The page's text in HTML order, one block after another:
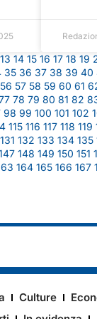
13 14 15 16 17 18 19
35 36 37 38 39 40
56 57 58 59 60 61
78 79 80 81 82
98 99 100 101 102
115 116 117 118 119
131 132 133 134 135
148 149 150 151
164 165 166 167
Culture